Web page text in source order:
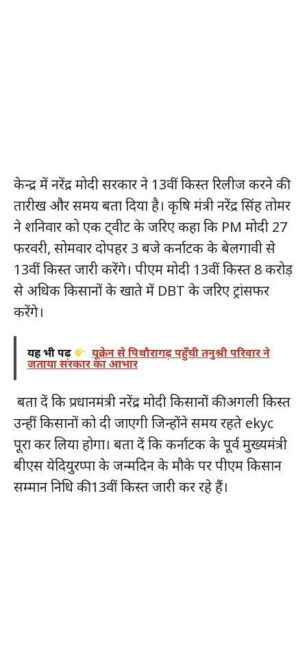
केन्द्र में नरेंद्र मोदी सरकार ने 13वीं किस्त रिलीज करने की
तारीख और समय बता दिया है। कृषि मंत्री नरेंद्र सिंह तोमर
ने शनिवार को एक ट्वीट के जरिए कहा कि PM मोदी 27
फरवरी, सोमवार दोपहर 3 बजे कर्नाटक के बेलगावी से
13वीं किस्त जारी करेंगे। पीएम मोदी 13वीं किस्त 8 करोड़
से अधिक किसानों के खाते में DBT के जरिए ट्रांसफर
करेंगे।
यह भी पढ़ें यूक्रेन से पिथौरागढ़ पहुँची तनुश्री परिवार ने
जताया सरकार का आभार
बता दें कि प्रधानमंत्री नरेंद्र मोदी किसानों की अगली किस्त
उन्हीं किसानों को दी जाएगी जिन्होंने समय रहते ekyc
पूरा कर लिया होगा। बता दें कि कर्नाटक के पूर्व मुख्यमंत्री
बीएस येदियुरप्पा के जन्मदिन के मौके पर पीएम किसान
सम्मान निधि की 13वीं किस्त जारी कर रहे हैं।